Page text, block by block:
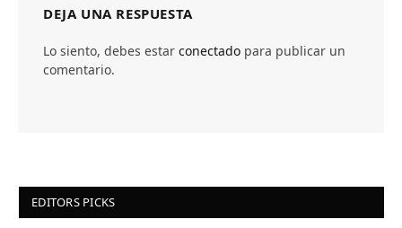
DEJA UNA RESPUESTA
Lo siento, debes estar conectado para publicar un
comentario.
EDITORS PICKS